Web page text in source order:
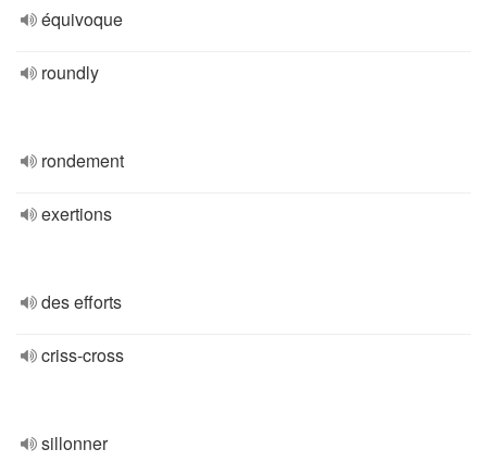
équivoque
roundly
rondement
exertions
des efforts
criss-cross
sillonner